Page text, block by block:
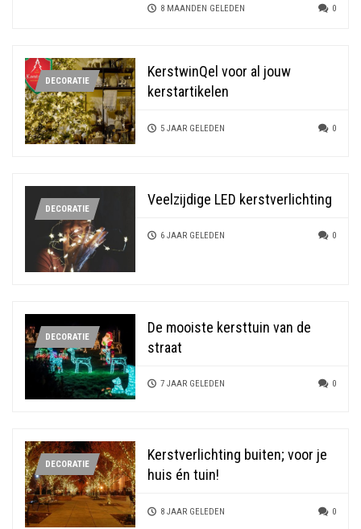
8 MAANDEN GELEDEN 0
DECORATIE
KerstwinQel voor al jouw
kerstartikelen
5 JAAR GELEDEN 0
DECORATIE
Veelzijdige LED kerstverlichting
6 JAAR GELEDEN 0
DECORATIE
De mooiste kersttuin van de
straat
7 JAAR GELEDEN 0
DECORATIE
Kerstverlichting buiten; voor je
huis én tuin!
8 JAAR GELEDEN 0